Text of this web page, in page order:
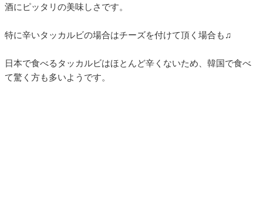
酒にピッタリの美味しさです。
特に辛いタッカルビの場合はチーズを付けて頂く場合も♫
日本で食べるタッカルビはほとんど辛くないため、韓国で食べ
て驚く方も多いようです。